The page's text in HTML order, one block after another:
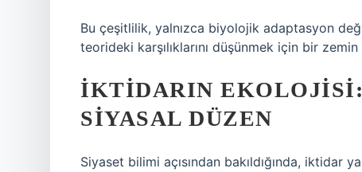
Bu çeşitlilik, yalnızca biyolojik adaptasyon
teorideki karşılıklarını düşünmek için bir zemin
İKTIDARIN
SIYASAL DÜZEN
Siyaset bilimi açısından bakıldığında, iktidar